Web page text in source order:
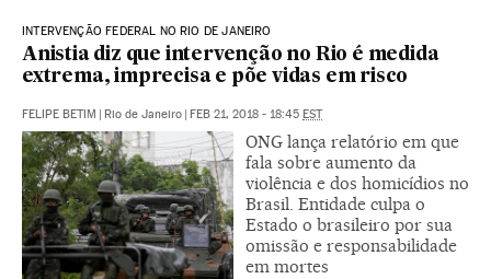
INTERVENÇÃO FEDERAL NO RIO DE JANEIRO
Anistia diz que intervenção no Rio é medida
extrema, imprecisa e põe vidas em risco
FELIPE BETIM Rio de Janeiro FEB 21, 2018 - 18:45 EST
ONG lança relatório em que
fala sobre aumento da
violência e dos homicídios no
Brasil. Entidade culpa o
Estado o brasileiro por sua
omissão e responsabilidade
em mortes